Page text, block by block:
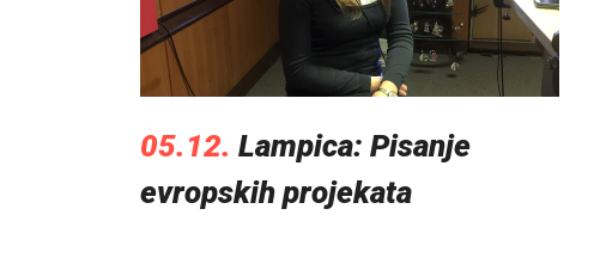
05.12. Lampica: Pisanje
evropskih projekata